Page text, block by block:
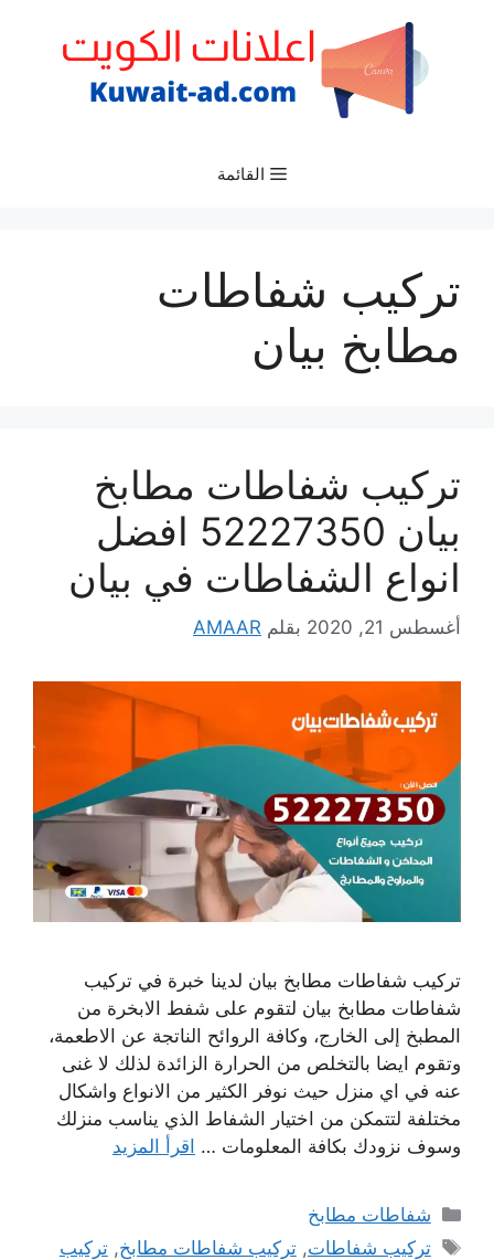
القائمة
تركيب شفاطات
مطابخ بيان
تركيب شفاطات مطابخ
بيان 52227350 افضل
انواع الشفاطات في بيان
أغسطس 21, 2020 بقلم AMAAR
تركيب شفاطات مطابخ بيان لدينا خبرة في تركيب
شفاطات مطابخ بيان لتقوم على شفط الابخرة من
المطبخ إلى الخارج، وكافة الروائح الناتجة عن الاطعمة،
وتقوم ايضا بالتخلص من الحرارة الزائدة لذلك لا غنى
عنه في اي منزل حيث نوفر الكثير من الانواع واشكال
مختلفة لتتمكن من اختيار الشفاط الذي يناسب منزلك
وسوف نزودك بكافة المعلومات … اقرأ المزيد
التصنيفات
شفاطات مطابخ
الوسوم
تركيب شفاطات,تركيب شفاطات مطابخ,تركيب